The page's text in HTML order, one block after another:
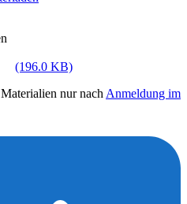
(196.0 KB)
nur nach Anmeldung im